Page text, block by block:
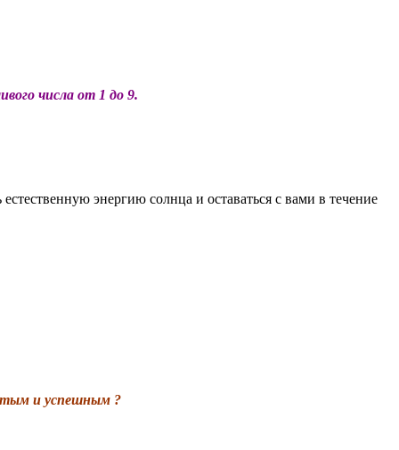
числа от 1 до 9.
энергию солнца и оставаться с вами в течение
и успешным ?